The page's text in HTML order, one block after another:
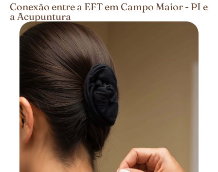
Conexão entre a EFT em Campo Maior - PI e
a Acupuntura